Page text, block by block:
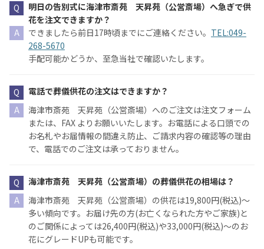
明日の告別式に海津市斎苑 天昇苑（公営斎場）へ急ぎで供
花を注文できますか？
できましたら前日17時頃までにご連絡ください。 TEL:049-
268-5670
手配可能かどうか、至急当社で確認いたします。
電話で葬儀供花の注文はできますか？
海津市斎苑 天昇苑（公営斎場）へのご注文は注文フォーム
または、FAX よりお願いいたします。お電話による口頭での
お名札やお届情報の間違え防止、ご請求内容の確認等の理由
で、電話でのご注文は承っておりません。
海津市斎苑 天昇苑（公営斎場）の葬儀供花の相場は？
海津市斎苑 天昇苑（公営斎場）の供花は19,800円(税込)〜
多い傾向です。お届け先の方(お亡くなられた方やご家族)と
のご関係によっては26,400円(税込)や33,000円(税込)〜のお
花にグレードUPも可能です。